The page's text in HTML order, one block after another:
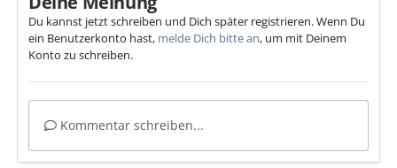
Du kannst jetzt schreiben und Dich später registrieren. Wenn Du
ein Benutzerkonto hast, melde Dich bitte an, um mit Deinem
Konto zu schreiben.
Kommentar schreiben...